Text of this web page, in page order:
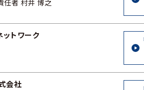
任者 村井 博之
ットワーク
会社